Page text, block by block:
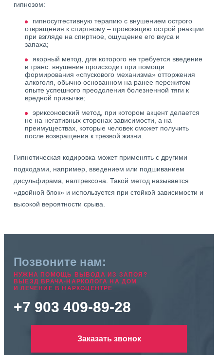
гипнозом:
гипносуггестивную терапию с внушением острого
отвращения к спиртному – провокацию острой реакции
при взгляде на спиртное, ощущение его вкуса и
запаха;
якорный метод, для которого не требуется введение
в транс: внушение происходит при помощи
формирования «спускового механизма» отторжения
алкоголя, обычно основанном на ранее пережитом
опыте успешного преодоления болезненной тяги к
вредной привычке;
эриксоновский метод, при котором акцент делается
не на негативных сторонах зависимости, а на
преимуществах, которые человек сможет получить
после возвращения к трезвой жизни.
Гипнотическая кодировка может применять с другими
подходами, например, введением или подшиванием
дисульфирама, налтрексона. Такой метод называется
«двойной блок» и используется при стойкой зависимости и
высокой вероятности срыва.
Позвоните нам:
НУЖНА ПОМОЩЬ ВЫВОДА ИЗ ЗАПОЯ?
ВЫЕЗД ВРАЧА-НАРКОЛОГА НА ДОМ
И ЛЕЧЕНИЕ В НАРКОЦЕНТРЕ
+7 903 409-89-28
Заказать звонок